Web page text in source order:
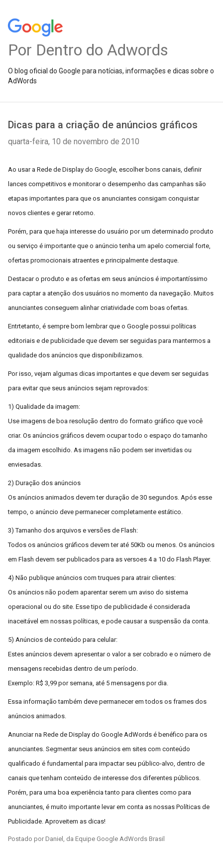
Por Dentro do Adwords
O blog oficial do Google para notícias, informações e dicas sobre o
AdWords
Dicas para a criação de anúncios gráficos
quarta-feira, 10 de novembro de 2010
Ao usar a Rede de Display do Google, escolher bons canais, definir
lances competitivos e monitorar o desempenho das campanhas são
etapas importantes para que os anunciantes consigam conquistar
novos clientes e gerar retorno.
Porém, para que haja interesse do usuário por um determinado produto
ou serviço é importante que o anúncio tenha um apelo comercial forte,
ofertas promocionais atraentes e principalmente destaque.
Destacar o produto e as ofertas em seus anúncios é importantíssimo
para captar a atenção dos usuários no momento da navegação. Muitos
anunciantes conseguem alinhar criatividade com boas ofertas.
Entrtetanto, é sempre bom lembrar que o Google possui políticas
editoriais e de publicidade que devem ser seguidas para mantermos a
qualidade dos anúncios que disponibilizamos.
Por isso, vejam algumas dicas importantes e que devem ser seguidas
para evitar que seus anúncios sejam reprovados:
1) Qualidade da imagem:
Use imagens de boa resolução dentro do formato gráfico que você
criar. Os anúncios gráficos devem ocupar todo o espaço do tamanho
da imagem escolhido. As imagens não podem ser invertidas ou
enviesadas.
2) Duração dos anúncios
Os anúncios animados devem ter duração de 30 segundos. Após esse
tempo, o anúncio deve permanecer completamente estático.
3) Tamanho dos arquivos e versões de Flash:
Todos os anúncios gráficos devem ter até 50Kb ou menos. Os anúncios
em Flash devem ser publicados para as versoes 4 a 10 do Flash Player.
4) Não publique anúncios com truques para atrair clientes:
Os anúncios não podem aparentar serem um aviso do sistema
operacional ou do site. Esse tipo de publicidade é considerada
inaceitável em nossas políticas, e pode causar a suspensão da conta.
5) Anúncios de conteúdo para celular:
Estes anúncios devem apresentar o valor a ser cobrado e o número de
mensagens recebidas dentro de um período.
Exemplo: R$ 3,99 por semana, até 5 mensagens por dia.
Essa informação também deve permanecer em todos os frames dos
anúncios animados.
Anunciar na Rede de Display do Google AdWords é benéfico para os
anunciantes. Segmentar seus anúncios em sites com conteúdo
qualificado é fundamental para impactar seu público-alvo, dentro de
canais que tenham conteúdo de interesse dos diferentes públicos.
Porém, para uma boa experiência tanto para clientes como para
anunciantes, é muito importante levar em conta as nossas Políticas de
Publicidade. Aproveitem as dicas!
Postado por Daniel, da Equipe Google AdWords Brasil